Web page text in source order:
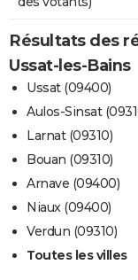
Résultats des
Ussat-les-Bains
Ussat (09400)
Aulos-Sinsat
Larnat (09310)
Bouan (09310)
Arnave (09400)
Niaux (09400)
Verdun (09310)
Toutes les villes